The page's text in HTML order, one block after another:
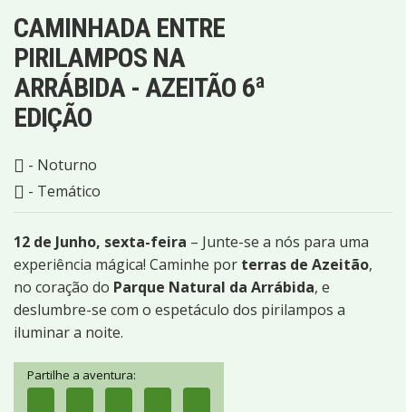
CAMINHADA ENTRE
PIRILAMPOS NA
ARRÁBIDA - AZEITÃO 6ª
EDIÇÃO
- Noturno
- Temático
12 de Junho, sexta-feira – Junte-se a nós para uma
experiência mágica! Caminhe por terras de Azeitão,
no coração do Parque Natural da Arrábida, e
deslumbre-se com o espetáculo dos pirilampos a
iluminar a noite.
Partilhe a aventura: